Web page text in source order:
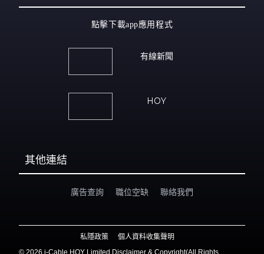
點擊下載app應用程式
有線新聞
HOY
其他連結
廣告查詢 職位空缺 聯絡我們
私隱政策
個人資料收集聲明